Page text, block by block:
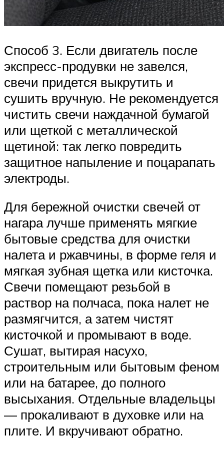
Способ 3. Если двигатель после
экспресс-продувки не завелся,
свечи придется выкрутить и
сушить вручную. Не рекомендуется
чистить свечи наждачной бумагой
или щеткой с металлической
щетиной: так легко повредить
защитное напыление и поцарапать
электроды.
Для бережной очистки свечей от
нагара лучше применять мягкие
бытовые средства для очистки
налета и ржавчины, в форме геля и
мягкая зубная щетка или кисточка.
Свечи помещают резьбой в
раствор на полчаса, пока налет не
размягчится, а затем чистят
кисточкой и промывают в воде.
Сушат, вытирая насухо,
строительным или бытовым феном
или на батарее, до полного
высыхания. Отдельные владельцы
— прокаливают в духовке или на
плите. И вкручивают обратно.